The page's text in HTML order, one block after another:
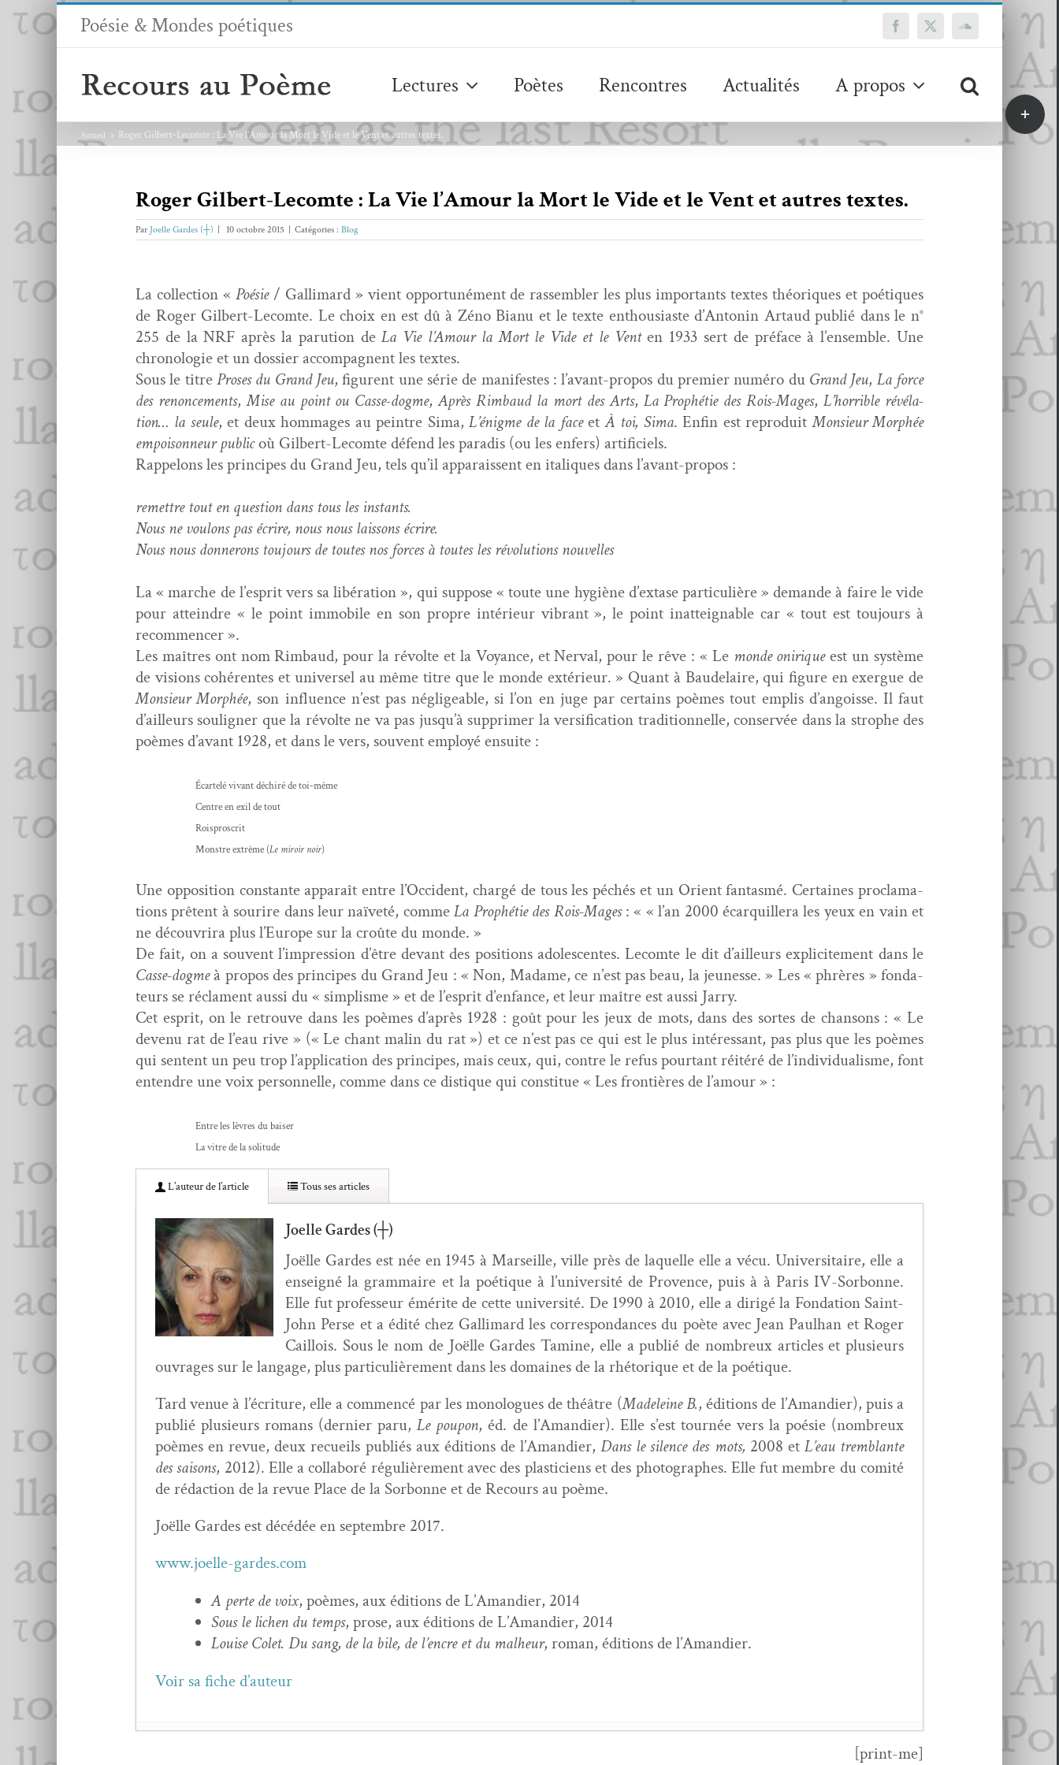
Passer
Poésie & Mondes poétiques Facebook
X SoundCloud
Lectures Poètes Rencontres Actualités A propos
Accueil Roger Gilbert-Lecomte : La Vie l’Amour la Mort le Vide et le Vent et autres textes.
Roger Gilbert-Lecomte : La Vie l’Amour la Mort le Vide et le Vent et autres textes.
Par Joelle Gardes (┼) 10 octobre 2015 Catégories : Blog
La col­lec­tion « Poésie/ Gal­li­mard » vient oppor­tuné­ment de rassem­bler les plus impor­tants textes théoriques et poé­tiques
de Roger Gilbert-Lecomte. Le choix en est dû à Zéno Bianu et le texte ent­hou­si­aste d’Antonin Artaud pub­lié dans le n°
255 de la NRF après la paru­tion deLa Vie l’Amour la Mort le Vide et le Venten 1933 sert de pré­face à l’ensemble. Une
chronolo­gie et un dossier accom­pa­g­nent les textes.
Sous le titrePros­es du Grand Jeu, fig­urent une série de man­i­festes : l’avant-propos du pre­mier numéro du Grand Jeu, La force
des renon­ce­ments,Mise au point ou Casse-dogme,Après Rim­baud la mort des Arts, La Prophétie des Rois-Mages,L’horrible révéla­
tion… la seule, et deux hom­mages au pein­tre Sima,L’énigme de la faceetÀ toi, Sima. Enfin est repro­duitMon­sieur Mor­phée
empoi­son­neur pub­licoù Gilbert-Lecomte défend les par­adis (ou les enfers) artificiels.
Rap­pelons les principes du Grand Jeu, tels qu’il appa­rais­sent en italiques dans l’avant-propos :
remet­tre tout en ques­tion dans tous les instants.
Nous ne voulons pas écrire, nous nous lais­sons écrire.
Nous nous don­nerons tou­jours de toutes nos forces à toutes les révo­lu­tions nouvelles
La « marche de l’esprit vers sa libéra­tion », qui sup­pose « toute une hygiène d’extase par­ti­c­ulière » demande à faire le vide
pour attein­dre « le point immo­bile en son pro­pre intérieur vibrant », le point inat­teignable car « tout est tou­jours à
recommencer ».
Les maîtres ont nom Rim­baud, pour la révolte et la Voy­ance, et Ner­val, pour le rêve : « Le monde oniriqueest un sys­tème
de visions cohérentes et uni­versel au même titre que le monde extérieur. » Quant à Baude­laire, qui fig­ure en exer­gue de
Mon­sieur Mor­phée, son influ­ence n’est pas nég­lige­able, si l’on en juge par cer­tains poèmes tout emplis d’angoisse. Il faut
d’ailleurs soulign­er que la révolte ne va pas jusqu’à sup­primer la ver­si­fi­ca­tion tra­di­tion­nelle, con­servée dans la stro­phe des
poèmes d’avant 1928, et dans le vers, sou­vent employé ensuite :
Écartelé vivant déchiré de toi-même
Cen­tre en exil de tout
Rois­pro­scrit
Mon­stre extrême (Le miroir noir)
Une oppo­si­tion con­stante appa­raît entre l’Occident, chargé de tous les péchés et un Ori­ent fan­tas­mé. Cer­taines procla­ma­
tions prê­tent à sourire dans leur naïveté, commeLa Prophétie des Rois-Mages: « « l’an 2000 écar­quillera les yeux en vain et
ne décou­vri­ra plus l’Europe sur la croûte du monde. »
De fait, on a sou­vent l’impression d’être devant des posi­tions ado­les­centes. Lecomte le dit d’ailleurs explicite­ment dans le
Casse-dogmeà pro­pos des principes du Grand Jeu : « Non, Madame, ce n’est pas beau, la jeunesse. » Les « phrères » fon­da­
teurs se récla­ment aus­si du « sim­plisme » et de l’esprit d’enfance, et leur maître est aus­si Jarry.
Cet esprit, on le retrou­ve dans les poèmes d’après 1928 : goût pour les jeux de mots, dans des sortes de chan­sons : « Le
devenu rat de l’eau rive » (« Le chant malin du rat ») et ce n’est pas ce qui est le plus intéres­sant, pas plus que les poèmes
qui sen­tent un peu trop l’application des principes, mais ceux, qui, con­tre le refus pour­tant réitéré de l’individualisme, font
enten­dre une voix per­son­nelle, comme dans ce dis­tique qui con­stitue « Les fron­tières de l’amour » :
Entre les lèvres du baiser
La vit­re de la solitude
L’au­teur de l’article Tous ses articles
Joelle Gardes (┼)
Joëlle Gardes est née en 1945 à Mar­seille, ville près de laque­lle elle a vécu. Uni­ver­si­taire, elle a
enseigné la gram­maire et la poé­tique à l’université de Provence, puis à à Paris IV-Sor­bonne.
Elle fut pro­fesseur émérite de cette uni­ver­sité. De 1990 à 2010, elle a dirigé la Fon­da­tion Saint-
John Perse et a édité chez Gal­li­mard les cor­re­spon­dances du poète avec Jean Paul­han et Roger
Cail­lois. Sous le nom de Joëlle Gardes Tamine, elle a pub­lié de nom­breux arti­cles et plusieurs
ouvrages sur le lan­gage, plus par­ti­c­ulière­ment dans les domaines de la rhé­torique et de la poétique.
Tard venue à l’écri­t­ure, elle a com­mencé par les mono­logues de théâtre (Madeleine B., édi­tions de l’A­mandi­er), puis a
pub­lié plusieurs romans (dernier paru,Le poupon, éd. de l’A­mandi­er). Elle s’est tournée vers la poésie (nom­breux
poèmes en revue, deux recueils pub­liés aux édi­tions de l’A­mandi­er,Dans le silence des mots, 2008 etL’eau trem­blante
des saisons, 2012). Elle a col­laboré régulière­ment avec des plas­ti­ciens et des pho­tographes. Elle fut mem­bre du comité
de rédac­tion de la revue Place de la Sor­bonne et de Recours au poème.
Joëlle Gardes est décédée en sep­tem­bre 2017.
www.joelle-gardes.com
A perte de voix, poèmes, aux édi­tions de L’A­mandi­er, 2014
Sous le lichen du temps, prose, aux édi­tions de L’A­mandi­er, 2014
Louise Colet. Du sang, de la bile, de l’en­cre et du mal­heur, roman, édi­tions de l’Amandier.
Voir sa fiche d’auteur
[print-me]
Bascule
de
la
barre